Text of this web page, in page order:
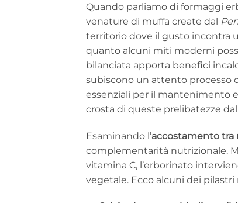
Quando parliamo di formaggi
venature di muffa create dal
territorio dove il gusto incontra
quanto alcuni miti moderni
bilanciata apporta benefici
subiscono un attento processo
essenziali per il mantenimento
crosta di queste prelibatezze
Esaminando l’accostamento tra
complementarità nutrizionale.
vitamina C, l’erborinato
vegetale. Ecco alcuni dei